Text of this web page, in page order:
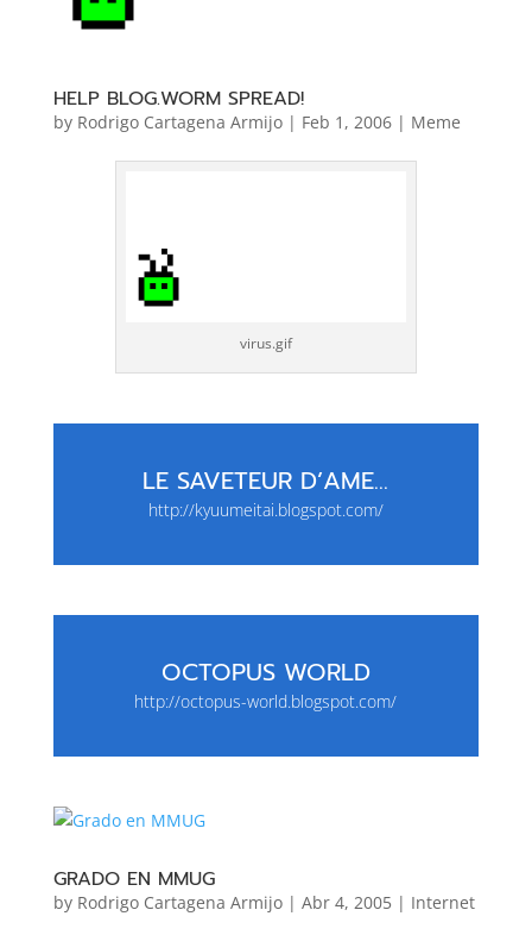
HELP BLOG.WORM SPREAD!
by Rodrigo Cartagena Armijo| Feb 1, 2006| Meme
virus.gif
LE SAVETEUR D’AME…
http://kyuumeitai.blogspot.com/
OCTOPUS WORLD
http://octopus-world.blogspot.com/
GRADO EN MMUG
by Rodrigo Cartagena Armijo| Abr 4, 2005| Internet